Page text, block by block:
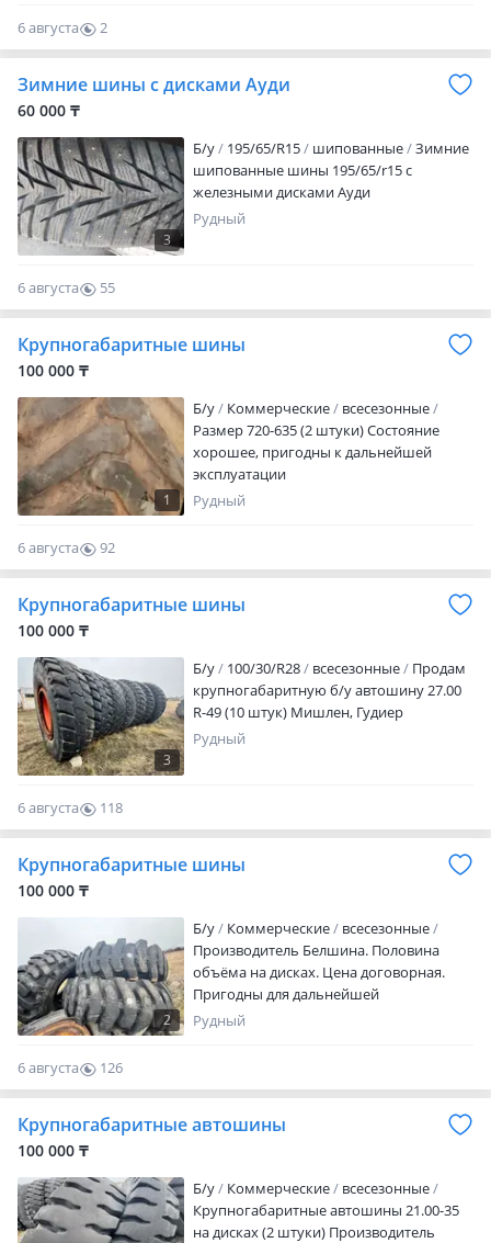
6 августа
2
0
Зимние шины с дисками Ауди
60 000 ₸
3
Б/у 195/65/R15 шипованные
Зимние
шипованные шины 195/65/r15 с
железными дисками Ауди
Рудный
6 августа
55
0
Крупногабаритные шины
100 000 ₸
1
Б/у Коммерческие
всесезонные
Размер 720-635 (2 штуки) Состояние
хорошее, пригодны к дальнейшей
эксплуатации
Рудный
6 августа
92
0
Крупногабаритные шины
100 000 ₸
3
Б/у 100/30/R28 всесезонные
Продам
крупногабаритную б/у автошину 27.00
R-49 (10 штук) Мишлен, Гудиер
Рудный
6 августа
118
0
Крупногабаритные шины
100 000 ₸
2
Б/у Коммерческие
всесезонные
Производитель Белшина. Половина
объёма на дисках. Цена договорная.
Пригодны для дальнейшей
эксплуатации. Автошины 27.00-33 б/у в
Рудный
6 августа
126
0
Крупногабаритные автошины
100 000 ₸
Б/у Коммерческие
всесезонные
Крупногабаритные автошины 21.00-35
на дисках (2 штуки) Производитель